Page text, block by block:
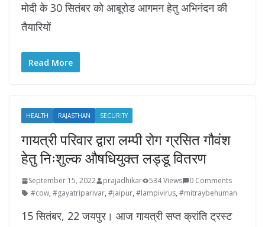
मोदी के 30 सितंबर को आबूरोड आगमन हेतु अभिनंदन की
तैयारियों
Read More
HEALTH RAJASTHAN SECURITY
गायत्री परिवार द्वारा लम्पी रोग ग्रसित गौवंश
हेतु निःशुल्क औषधियुक्त लड्डू वितरण
September 15, 2022 prajadhikar 534 Views
0 Comments
#cow, #gayatriparivar, #jaipur, #lampivirus, #mitraybehuman
15 सितंबर, 22 जयपुर। आज गायत्री सप्त क्रांति ट्रस्ट